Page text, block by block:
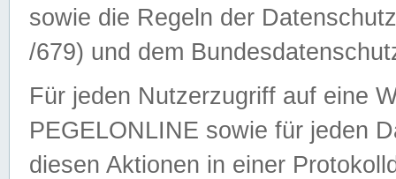
sowie die Regeln der
/679) und dem
Für jeden Nutzerzugriff auf eine
PEGELONLINE sowie für jeden
diesen Aktionen in einer